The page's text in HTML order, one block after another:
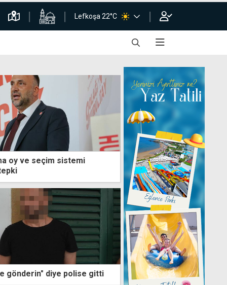
Lefkoşa 22°C
oy ve seçim sistemi
gönderin" diye polise gitti